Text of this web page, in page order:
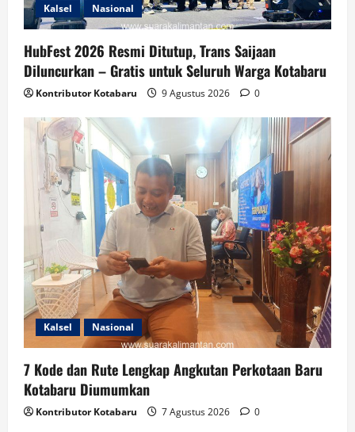
Kalsel Nasional
HubFest 2026 Resmi Ditutup, Trans Saijaan
Diluncurkan – Gratis untuk Seluruh Warga Kotabaru
Kontributor Kotabaru 9 Agustus 2026 0
Kalsel Nasional
7 Kode dan Rute Lengkap Angkutan Perkotaan Baru
Kotabaru Diumumkan
Kontributor Kotabaru 7 Agustus 2026 0